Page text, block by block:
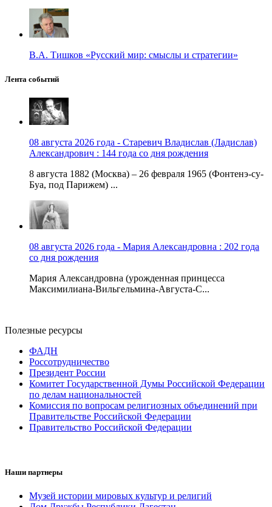
В.А. Тишков «Русский мир: смыслы и стратегии»
Лента событий
08 августа 2026 года - Старевич Владислав (Ладислав)
Александрович : 144 года со дня рождения
8 августа 1882 (Москва) – 26 февраля 1965 (Фонтенэ-су-
Буа, под Парижем) ...
08 августа 2026 года - Мария Александровна : 202 года
со дня рождения
Мария Александровна (урожденная принцесса
Максимилиана-Вильгельмина-Августа-С...
Полезные ресурсы
ФАДН
Россотрудничество
Президент России
Комитет Государственной Думы Российской Федерации
по делам национальностей
Комиссия по вопросам религиозных объединений при
Правительстве Российской Федерации
Правительство Российской Федерации
Наши партнеры
Музей истории мировых культур и религий